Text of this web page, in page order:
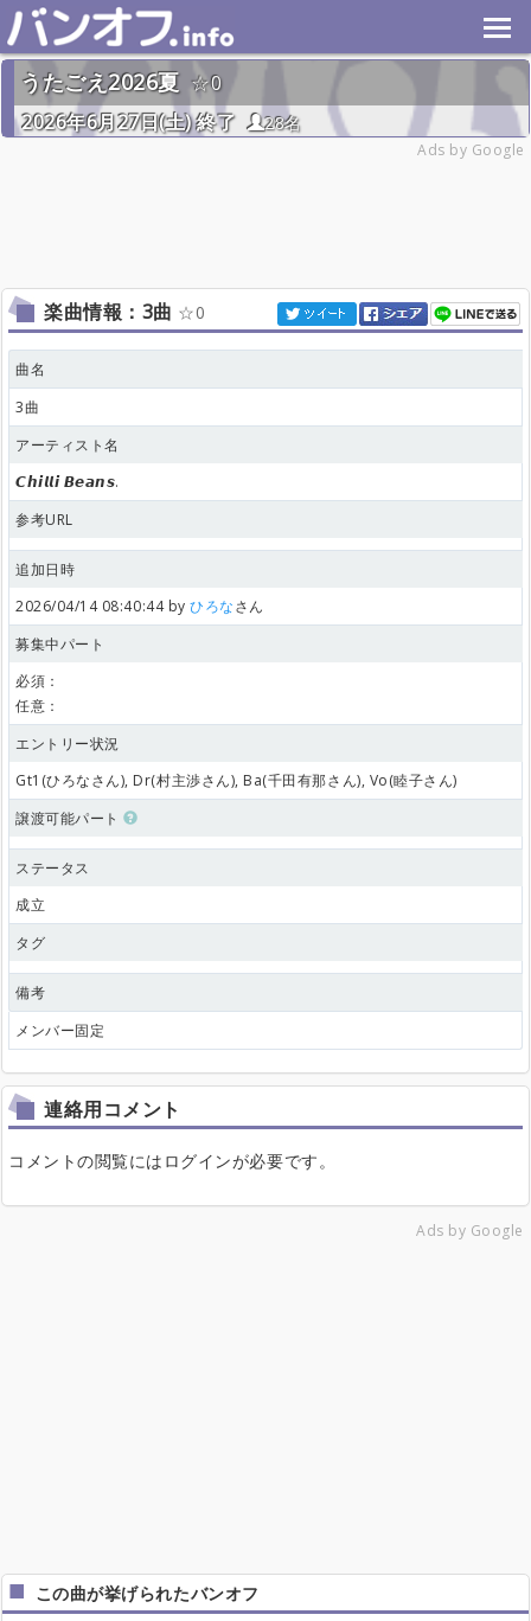
うたごえ2026夏
0
2026年6月27日(土) 終了
28名
Ads by Google
楽曲情報：3曲 0
曲名
3曲
アーティスト名
𝘾𝙝𝙞𝙡𝙡𝙞 𝘽𝙚𝙖𝙣𝙨.
参考URL
追加日時
2026/04/14 08:40:44 byひろなさん
募集中パート
必須：
任意：
エントリー状況
Gt1(ひろなさん), Dr(村主渉さん), Ba(千田有那さん), Vo(睦子さん)
譲渡可能パート
ステータス
成立
タグ
備考
メンバー固定
連絡用コメント
コメントの閲覧にはログインが必要です。
Ads by Google
この曲が挙げられたバンオフ